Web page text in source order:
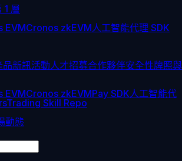
1 層
EVMCronos zkEVM人工智能代理 SDK
品新訊活動人才招募合作夥伴安全性牌照與
EVMCronos zkEVMPay SDK人工智能代
Trading Skill Repo
動態